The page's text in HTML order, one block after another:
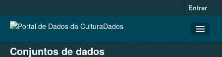
Entrar
CONJUNTOS DE DADOS
Conjuntos de dados